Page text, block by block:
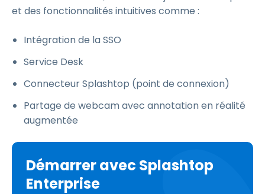
et des fonctionnalités intuitives comme :
Intégration de la SSO
Service Desk
Connecteur Splashtop (point de connexion)
Partage de webcam avec annotation en réalité
augmentée
Démarrer avec Splashtop
Enterprise